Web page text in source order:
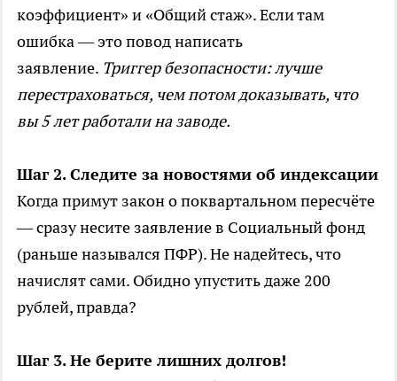
коэффициент» и «Общий стаж». Если там
ошибка — это повод написать
заявление. Триггер безопасности: лучше
перестраховаться, чем потом доказывать, что
вы 5 лет работали на заводе.
Шаг 2. Следите за новостями об индексации
Когда примут закон о поквартальном пересчёте
— сразу несите заявление в Социальный фонд
(раньше назывался ПФР). Не надейтесь, что
начислят сами. Обидно упустить даже 200
рублей, правда?
Шаг 3. Не берите лишних долгов!